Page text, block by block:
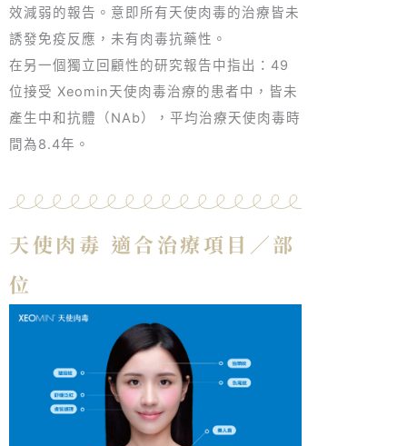
效減弱的報告。意即所有天使肉毒的治療皆未
誘發免疫反應，未有肉毒抗藥性。
在另一個獨立回顧性的研究報告中指出：49
位接受 Xeomin天使肉毒治療的患者中，皆未
產生中和抗體（NAb），平均治療天使肉毒時
間為8.4年。
天使肉毒 適合治療項目／部
位